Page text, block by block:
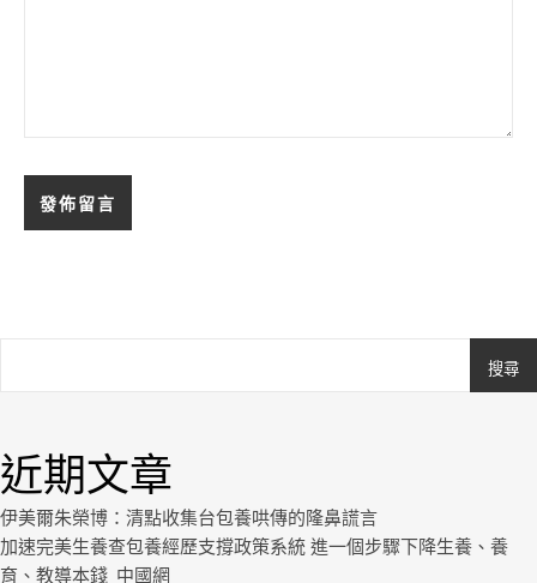
搜尋
近期文章
伊美爾朱榮博：清點收集台包養哄傳的隆鼻謊言
加速完美生養查包養經歷支撐政策系統 進一個步驟下降生養、養
育、教導本錢_中國網
Royal.